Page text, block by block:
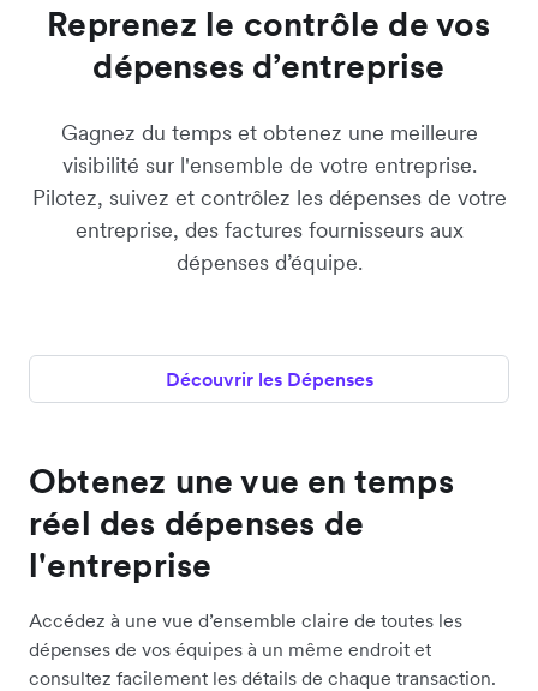
Reprenez le contrôle de vos
dépenses d’entreprise
Gagnez du temps et obtenez une meilleure
visibilité sur l'ensemble de votre entreprise.
Pilotez, suivez et contrôlez les dépenses de votre
entreprise, des factures fournisseurs aux
dépenses d’équipe.
Découvrir les Dépenses
Obtenez une vue en temps
réel des dépenses de
l'entreprise
Accédez à une vue d’ensemble claire de toutes les
dépenses de vos équipes à un même endroit et
consultez facilement les détails de chaque transaction.